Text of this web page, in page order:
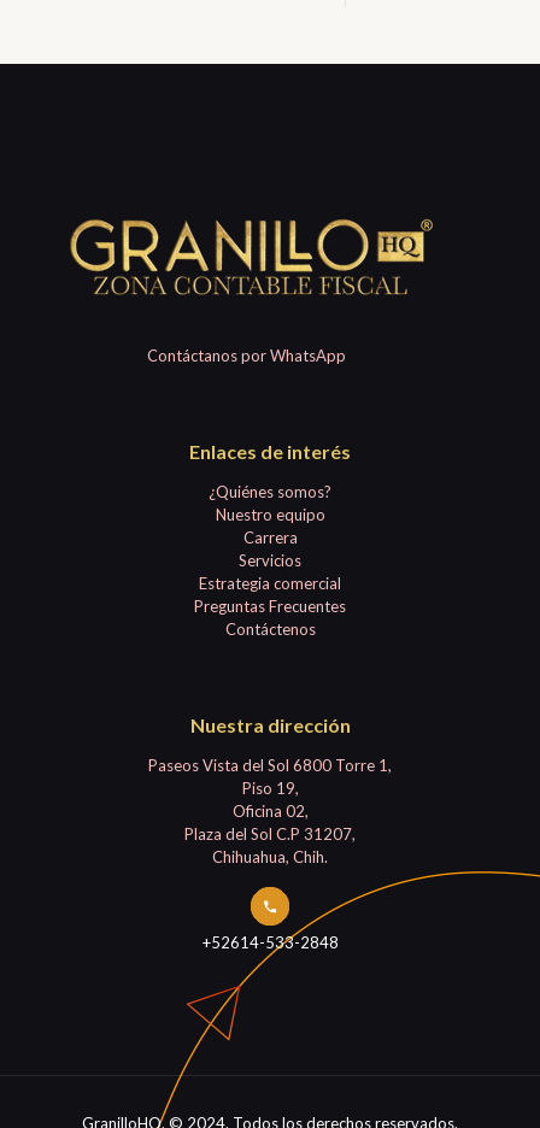
Contáctanos por WhatsApp
Enlaces de interés
¿Quiénes somos?
Nuestro equipo
Carrera
Servicios
Estrategia comercial
Preguntas Frecuentes
Contáctenos
Nuestra dirección
Paseos Vista del Sol 6800 Torre 1,
Piso 19,
Oficina 02,
Plaza del Sol C.P 31207,
Chihuahua, Chih.
+52614-533-2848
GranilloHQ. © 2024. Todos los derechos reservados.